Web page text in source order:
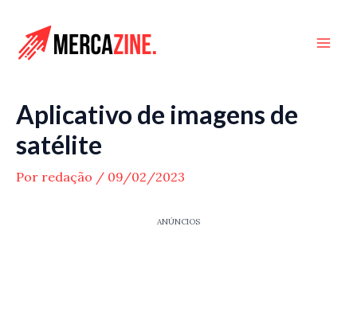
para
Aplicativo de imagens de
satélite
Por redação / 09/02/2023
ANÚNCIOS